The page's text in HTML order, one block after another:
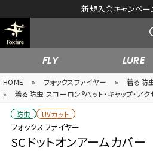
新規入会キャンペー
FLY LURE
HOME » フォックスファイヤー »
着る防
»
着る防虫 スコーロン®ハット・キャップ・アク
防虫
UVカット
フォックスファイヤー
SCドットオンアームカバー